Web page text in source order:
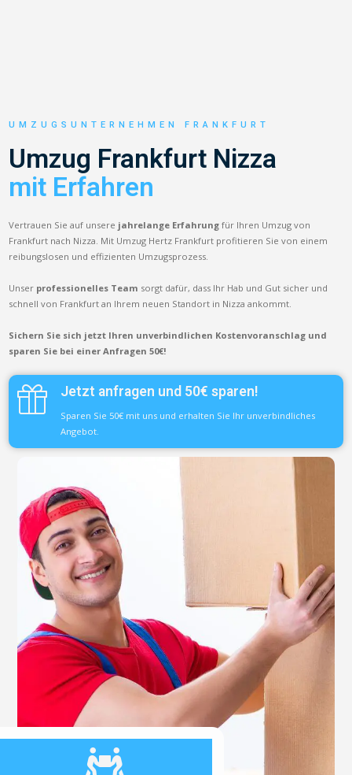
UMZUGSUNTERNEHMEN FRANKFURT
Umzug Frankfurt Nizza
mit Erfahren
Vertrauen Sie auf unsere jahrelange Erfahrung für Ihren Umzug von
Frankfurt nach Nizza. Mit Umzug Hertz Frankfurt profitieren Sie von einem
reibungslosen und effizienten Umzugsprozess.
Unser professionelles Team sorgt dafür, dass Ihr Hab und Gut sicher und
schnell von Frankfurt an Ihrem neuen Standort in Nizza ankommt.
Sichern Sie sich jetzt Ihren unverbindlichen Kostenvoranschlag und
sparen Sie bei einer Anfragen 50€!
Jetzt anfragen und 50€ sparen!
Sparen Sie 50€ mit uns und erhalten Sie Ihr unverbindliches
Angebot.